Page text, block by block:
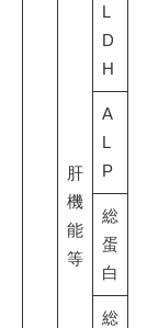
肝
機
能
等
L
D
H
A
L
P
総
蛋
白
総